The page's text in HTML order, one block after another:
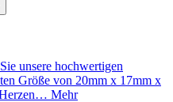
unsere hochwertigen
Größe von 20mm x 17mm x
Herzen… Mehr